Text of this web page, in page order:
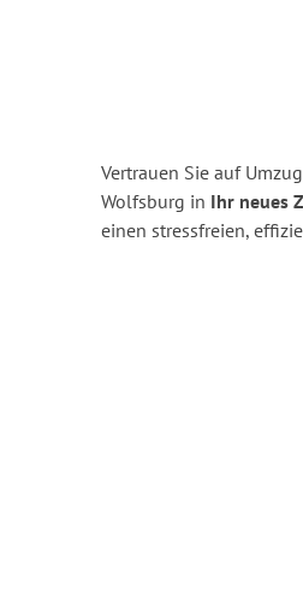
Vertrauen Sie auf
Wolfsburg in Ihr neues
einen stressfreien,